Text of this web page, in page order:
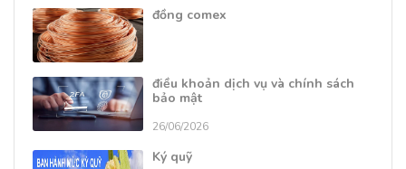
đồng comex
điều khoản dịch vụ và chính sách
bảo mật
26/06/2026
Ký quỹ